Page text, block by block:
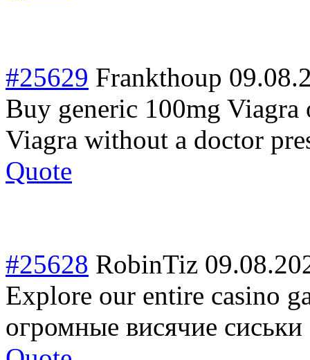
#25629 Frankthoup
Buy generic 100mg
Viagra without a doctor
Quote
#25628 RobinTiz
Explore our entire casino
огромные висячие сиськи